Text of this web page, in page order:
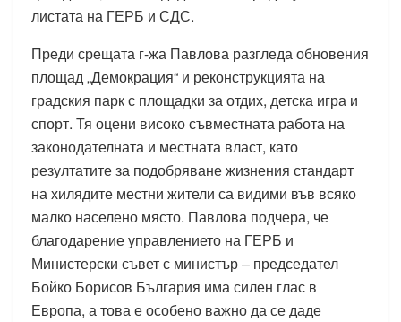
листата на ГЕРБ и СДС.
Преди срещата г-жа Павлова разгледа обновения
площад „Демокрация“ и реконструкцията на
градския парк с площадки за отдих, детска игра и
спорт. Тя оцени високо съвместната работа на
законодателната и местната власт, като
резултатите за подобряване жизнения стандарт
на хилядите местни жители са видими във всяко
малко населено място. Павлова подчера, че
благодарение управлението на ГЕРБ и
Министерски съвет с министър – председател
Бойко Борисов България има силен глас в
Европа, а това е особено важно да се даде